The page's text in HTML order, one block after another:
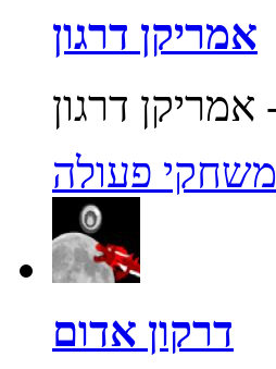
אמריקן דרגון
משחקי פעולה
דרקון אדום